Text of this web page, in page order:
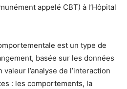
appelé CBT) à l’Hôpital
est un type de
basée sur les données
l’analyse de l’interaction
: les comportements, la